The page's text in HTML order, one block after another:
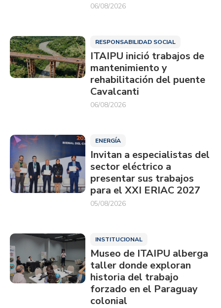
06/08/2026
RESPONSABILIDAD SOCIAL
ITAIPU inició trabajos de
mantenimiento y
rehabilitación del puente
Cavalcanti
06/08/2026
ENERGÍA
Invitan a especialistas del
sector eléctrico a
presentar sus trabajos
para el XXI ERIAC 2027
05/08/2026
INSTITUCIONAL
Museo de ITAIPU alberga
taller donde exploran
historia del trabajo
forzado en el Paraguay
colonial